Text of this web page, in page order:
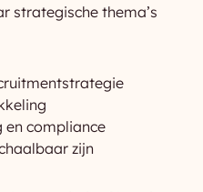
strategische thema’s
compliance
zijn